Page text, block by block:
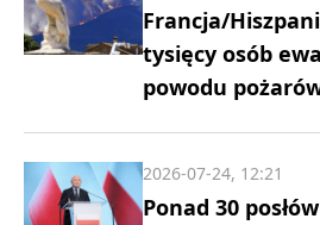
Francja/
tysięcy osób
powodu
Ponad 30
2026-07-24, 12:21